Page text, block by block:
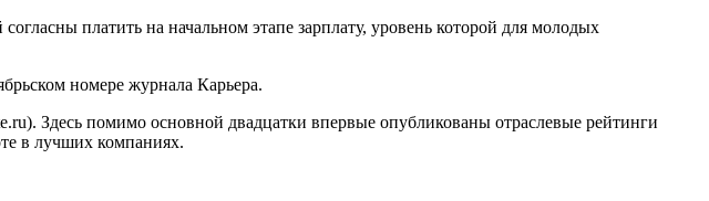
платить на начальном этапе зарплату, уровень которой для молодых
номере журнала Карьера.
Здесь помимо основной двадцатки впервые опубликованы отраслевые рейтинги
в лучших компаниях.